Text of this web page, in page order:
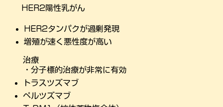
HER2陽性乳がん
HER2タンパクが過剰発現
増殖が速く悪性度が高い
治療
​・分子標的治療が非常に有効
トラスツズマブ
ペルツズマブ